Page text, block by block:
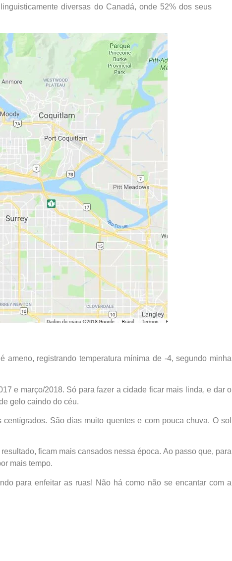
diversas do Canadá, onde 52% dos seus
registrando temperatura mínima de -4, segundo minha
e março/2018. Só para fazer a cidade ficar mais linda, e dar o
gelo caindo do céu.
São dias muito quentes e com pouca chuva. O sol
ficam mais cansados nessa época. Ao passo que, para
mais tempo.
para enfeitar as ruas! Não há como não se encantar com a